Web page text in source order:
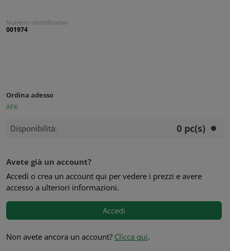
Numero identificativo
001974
Ordina adesso
AFK
Disponibilità: 0 pc(s)
Avete già un account?
Accedi o crea un account qui per vedere i prezzi e avere
accesso a ulteriori informazioni.
Accedi
Non avete ancora un account? Clicca qui.